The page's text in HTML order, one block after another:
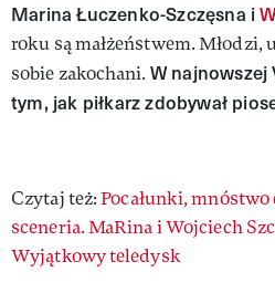
Marina Łuczenko-Szczęsna i
roku są małżeństwem.
sobie zakochani. W najnowszej
tym, jak piłkarz zdobywał
Czytaj też:Pocałunki, mnóstwo
sceneria. MaRina i Wojciech
Wyjątkowy teledysk